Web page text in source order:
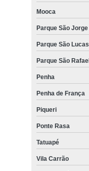
Mooca
Parque São Jorge
Parque São Lucas
Parque São Rafael
Penha
Penha de França
Piqueri
Ponte Rasa
Tatuapé
Vila Carrão